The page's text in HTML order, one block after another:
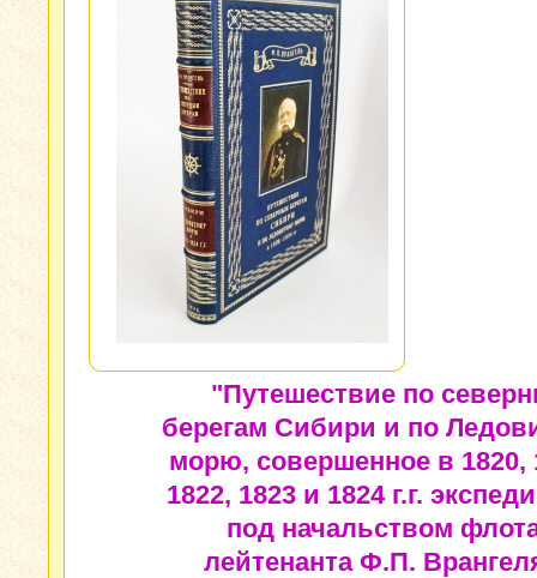
"Путешествие по
берегам Сибири и по
морю, совершенное в 1820,
1822, 1823 и 1824 г.г.
под начальством
лейтенанта Ф.П.